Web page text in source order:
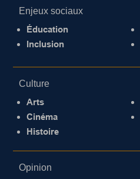
Enjeux sociaux
Éducation
Inclusion
Culture
Arts
Cinéma
Histoire
Opinion